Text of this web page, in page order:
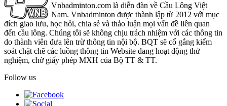
Vnbadminton.com là diễn đàn về Cầu Lông Việt
Nam. Vnbadminton được thành lập từ 2012 với mục
đích giao lưu, học hỏi, chia sẻ và thảo luận mọi vấn đề liên quan
đến cầu lông. Chúng tôi sẽ không chịu trách nhiệm với các thông tin
do thành viên đưa lên trừ thông tin nội bộ. BQT sẽ cố gắng kiểm
soát chặt chẽ các luồng thông tin Website đang hoạt động thử
nghiệm, chờ giấy phép MXH của Bộ TT & TT.
Follow us